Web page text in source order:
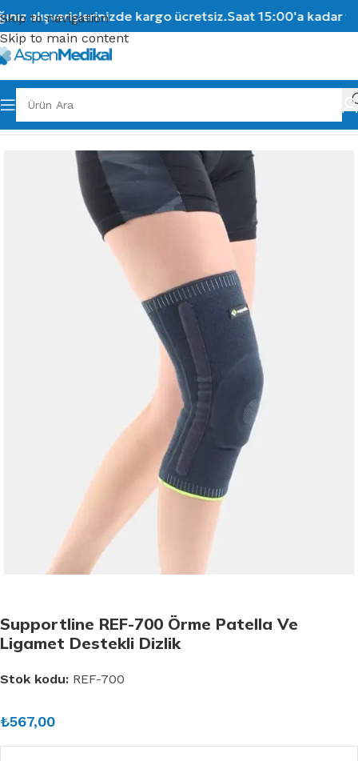
Skip to navigation
Skip to main content
alışverişlerinizde kargo ücretsiz.Saat 15:00'a kadar
Ana Sayfa
Supportline REF-700 Örme Patella Ve
Ligamet Destekli Dizlik
Stok kodu: REF-700
₺567,00